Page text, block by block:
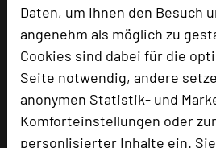
Daten, um Ihnen den Besuch
angenehm als möglich zu
Cookies sind dabei für die
Seite notwendig, andere
anonymen Statistik- und
Komforteinstellungen oder
personlisierter Inhalte ein.
Einzelzimmer
Suite
Besonders geeignet für